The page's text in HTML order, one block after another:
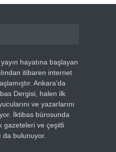
hayatına başlayan
itibaren internet
Ankara’da
Dergisi, halen ilk
ve yazarlarını
İktibas bürosunda
gazeteleri ve çeşitli
da bulunuyor.